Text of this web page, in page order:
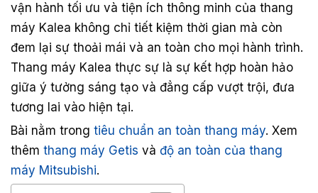
vận hành tối ưu và tiện ích thông minh của thang
máy Kalea không chỉ tiết kiệm thời gian mà còn
đem lại sự thoải mái và an toàn cho mọi hành trình.
Thang máy Kalea thực sự là sự kết hợp hoàn hảo
giữa ý tưởng sáng tạo và đẳng cấp vượt trội, đưa
tương lai vào hiện tại.
Bài nằm trong tiêu chuẩn an toàn thang máy. Xem
thêm thang máy Getis và độ an toàn của thang
máy Mitsubishi.